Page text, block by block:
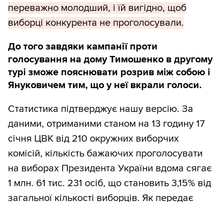
переважно молодший, і їй вигідно, щоб
виборці конкурента не проголосували.
До того завдяки кампанії проти
голосування на дому Тимошенко в другому
турі зможе пояснювати розрив між собою і
Януковичем тим, що у неї вкрали голоси.
Статистика підтверджує нашу версію. За
даними, отриманими станом на 13 годину 17
січня ЦВК від 210 окружних виборчих
комісій, кількість бажаючих проголосувати
на виборах Президента України вдома сягає
1 млн. 61 тис. 231 осіб, що становить 3,15% від
загальної кількості виборців. Як передає